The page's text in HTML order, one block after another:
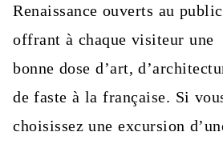
Renaissance ouverts au
offrant à chaque visiteur une
bonne dose d’art,
de faste à la française. Si
choisissez une excursion